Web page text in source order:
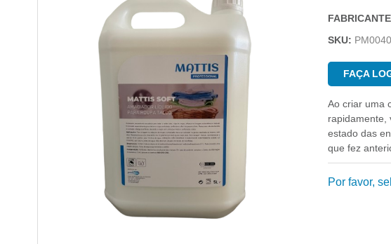
SKU:
FAÇA
Ao criar uma
rapidamente,
estado das
que fez
Por favor,